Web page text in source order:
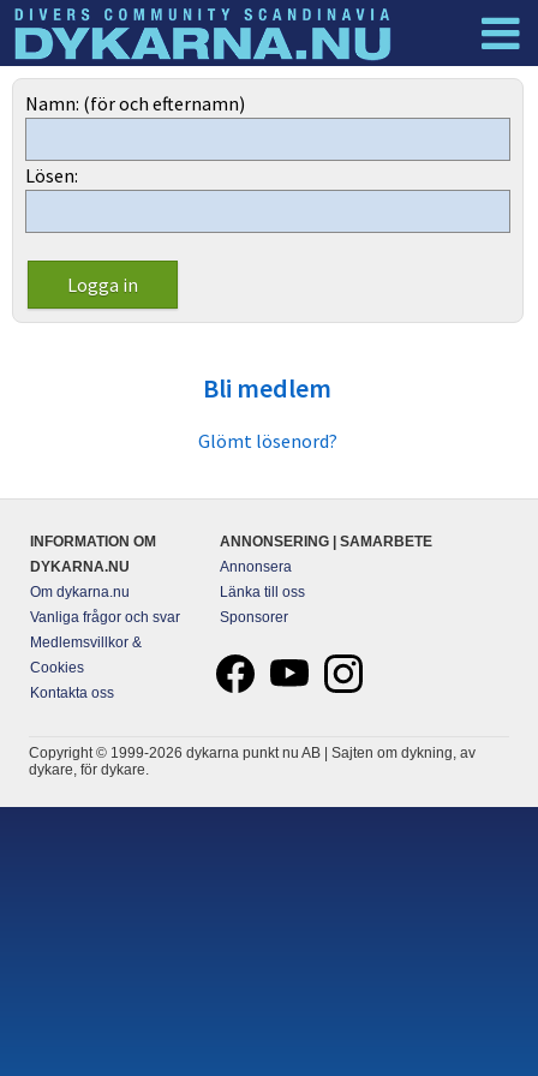
Dyknyheter
Namn: (för och efternamn)
Lösen:
Bli medlem
Glömt lösenord?
INFORMATION OM
DYKARNA.NU
Om dykarna.nu
Vanliga frågor och svar
Medlemsvillkor &
Cookies
Kontakta oss
ANNONSERING | SAMARBETE
Annonsera
Länka till oss
Sponsorer
Copyright © 1999-2026 dykarna punkt nu AB | Sajten om dykning, av
dykare, för dykare.